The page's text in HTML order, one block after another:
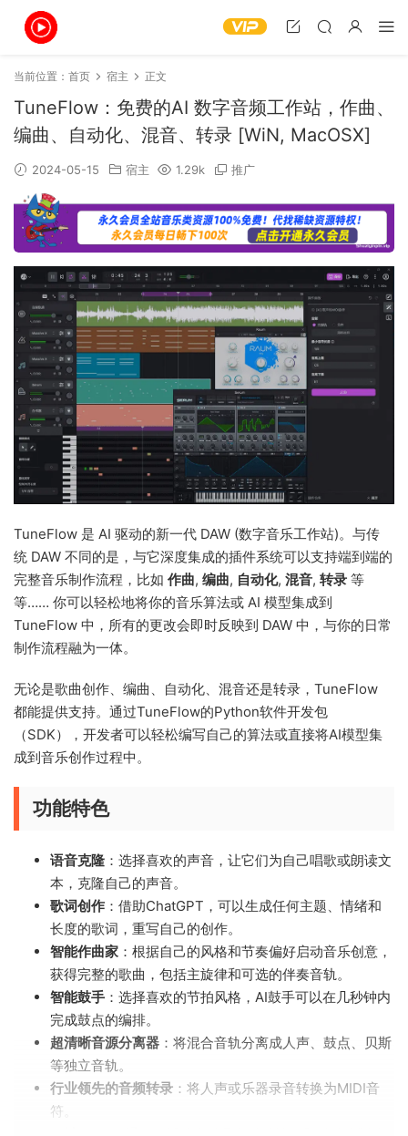
当前位置： 首页 宿主 正文
TuneFlow：免费的AI 数字音频工作站，作曲、
编曲、自动化、混音、转录 [WiN, MacOSX]
2024-05-15 宿主 1.29k 推广
TuneFlow 是 AI 驱动的新一代 DAW (数字音乐工作站)。与传
统 DAW 不同的是，与它深度集成的插件系统可以支持端到端的
完整音乐制作流程，比如 作曲, 编曲, 自动化, 混音, 转录 等
等…… 你可以轻松地将你的音乐算法或 AI 模型集成到
TuneFlow 中，所有的更改会即时反映到 DAW 中，与你的日常
制作流程融为一体。
无论是歌曲创作、编曲、自动化、混音还是转录，TuneFlow
都能提供支持。通过TuneFlow的Python软件开发包
（SDK），开发者可以轻松编写自己的算法或直接将AI模型集
成到音乐创作过程中。
功能特色
语音克隆 ：选择喜欢的声音，让它们为自己唱歌或朗读文
本，克隆自己的声音。
歌词创作 ：借助ChatGPT，可以生成任何主题、情绪和
长度的歌词，重写自己的创作。
智能作曲家 ：根据自己的风格和节奏偏好启动音乐创意，
获得完整的歌曲，包括主旋律和可选的伴奏音轨。
智能鼓手 ：选择喜欢的节拍风格，AI鼓手可以在几秒钟内
完成鼓点的编排。
超清晰音源分离器 ：将混合音轨分离成人声、鼓点、贝斯
等独立音轨。
行业领先的音频转录 ：将人声或乐器录音转换为MIDI音
符。